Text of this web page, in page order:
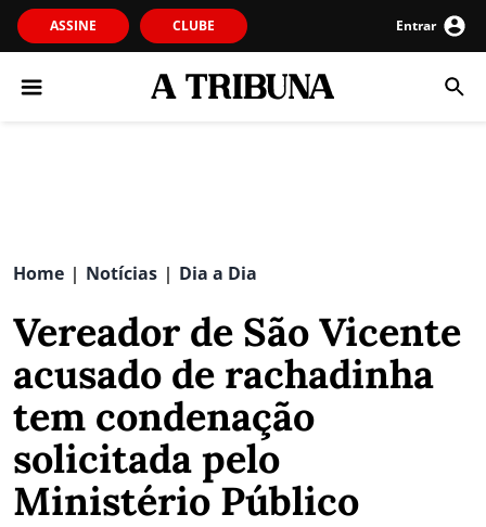
ASSINE CLUBE Entrar
Home | Notícias | Dia a Dia
Vereador de São Vicente
acusado de rachadinha
tem condenação
solicitada pelo
Ministério Público